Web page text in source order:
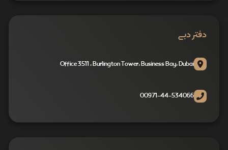
دفتر دبی
Office 3511 , Burlington Tower, Business Bay, Dubai
00971-44-534066